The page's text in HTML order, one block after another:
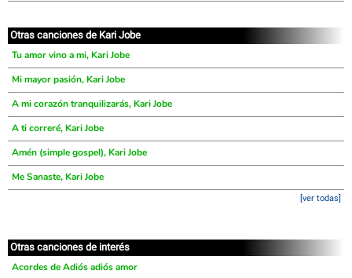
Otras canciones de Kari Jobe
Tu amor vino a mi, Kari Jobe
Mi mayor pasión, Kari Jobe
A mi corazón tranquilizarás, Kari Jobe
A ti correré, Kari Jobe
Amén (simple gospel), Kari Jobe
Me Sanaste, Kari Jobe
[ver todas]
Otras canciones de interés
Acordes de Adiós adiós amor